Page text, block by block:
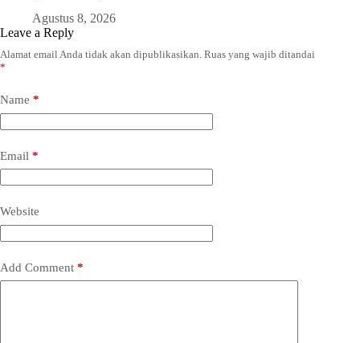
Agustus 8, 2026
Leave a Reply
Alamat email Anda tidak akan dipublikasikan. Ruas yang wajib ditandai
*
Name *
Email *
Website
Add Comment *